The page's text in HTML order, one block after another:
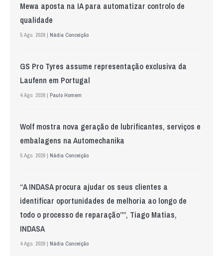
Mewa aposta na IA para automatizar controlo de
qualidade
5 Ago. 2026 | Nádia Conceição
GS Pro Tyres assume representação exclusiva da
Laufenn em Portugal
4 Ago. 2026 | Paulo Homem
Wolf mostra nova geração de lubrificantes, serviços e
embalagens na Automechanika
5 Ago. 2026 | Nádia Conceição
“A INDASA procura ajudar os seus clientes a
identificar oportunidades de melhoria ao longo de
todo o processo de reparação””, Tiago Matias,
INDASA
4 Ago. 2026 | Nádia Conceição